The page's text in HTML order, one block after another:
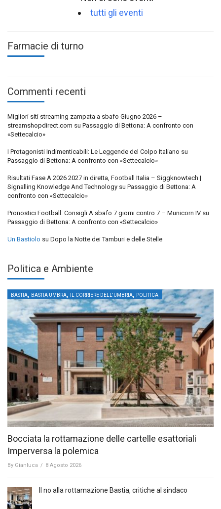
tutti gli eventi
Farmacie di turno
Commenti recenti
Migliori siti streaming zampata a sbafo Giugno 2026 –
streamshopdirect.com su Passaggio di Bettona: A confronto con
«Settecalcio»
I Protagonisti Indimenticabili: Le Leggende del Colpo Italiano su
Passaggio di Bettona: A confronto con «Settecalcio»
Risultati Fase A 2026 2027 in diretta, Football Italia – Siggknowtech |
Signalling Knowledge And Technology su Passaggio di Bettona: A
confronto con «Settecalcio»
Pronostici Football: Consigli A sbafo 7 giorni contro 7 – Municorn IV su
Passaggio di Bettona: A confronto con «Settecalcio»
Un Bastiolo su Dopo la Notte dei Tamburi e delle Stelle
Politica e Ambiente
BASTIA, BASTIA UMBRA, IL CORRIERE DELL'UMBRIA, POLITICA
Bocciata la rottamazione delle cartelle esattoriali
Imperversa la polemica
By Gianluca / 8 Agosto 2026
Il no alla rottamazione Bastia, critiche al sindaco